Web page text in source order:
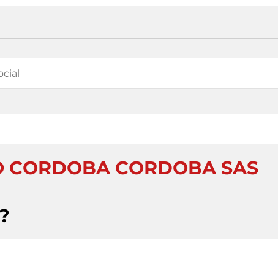
CORDOBA CORDOBA SAS